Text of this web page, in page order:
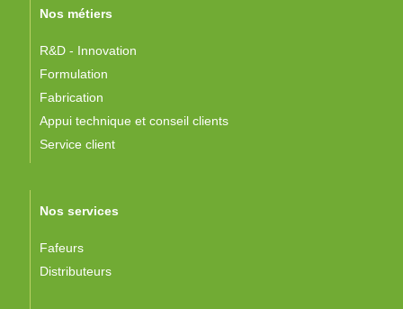
Nos métiers
R&D - Innovation
Formulation
Fabrication
Appui technique et conseil clients
Service client
Nos services
Fafeurs
Distributeurs